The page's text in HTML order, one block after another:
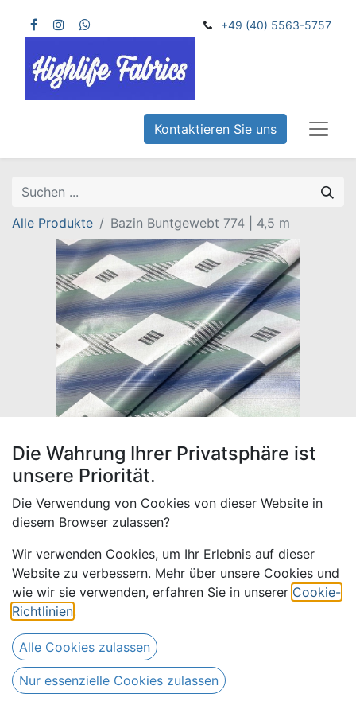
+49 (40) 5563-5757
Kontaktieren Sie uns
Alle Produkte Bazin Buntgewebt 774 | 4,5 m
Bazin Buntgewebt 774 | 4,5 m
76,50€
Versandkosten
Die Wahrung Ihrer Privatsphäre ist
unsere Priorität.
Die Verwendung von Cookies von dieser Website in
diesem Browser zulassen?
Wir verwenden Cookies, um Ihr Erlebnis auf dieser
Website zu verbessern. Mehr über unsere Cookies und
wie wir sie verwenden, erfahren Sie in unserer Cookie-
Richtlinien
Alle Cookies zulassen
Nur essenzielle Cookies zulassen